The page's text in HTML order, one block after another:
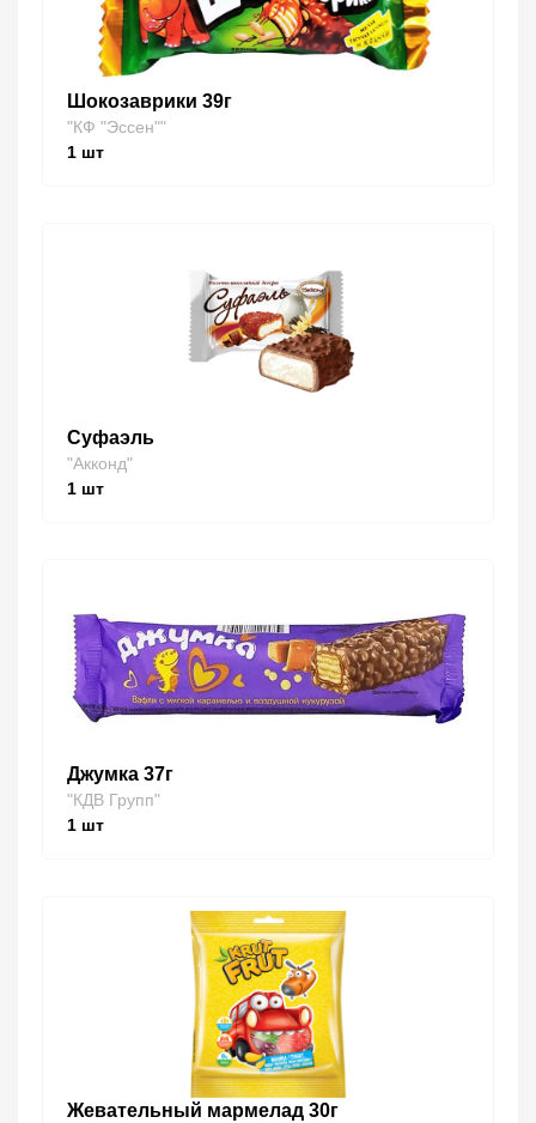
Шокозаврики 39г
"КФ "Эссен""
1 шт
Суфаэль
"Акконд"
1 шт
Джумка 37г
"КДВ Групп"
1 шт
Жевательный мармелад 30г